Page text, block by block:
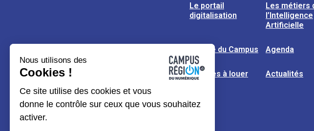
Le portail
digitalisation
Les métiers
l’Intelligence
Artificielle
L’usine du Campus Agenda
Espaces à louer Actualités
Nous utilisons des
Cookies !
Ce site utilise des cookies et vous
donne le contrôle sur ceux que vous souhaitez
activer.